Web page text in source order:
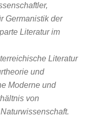
Germanistik der
Literatur im
Literatur
und
Moderne und
von